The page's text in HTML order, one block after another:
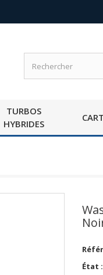
TURBOS
HYBRIDES
État :